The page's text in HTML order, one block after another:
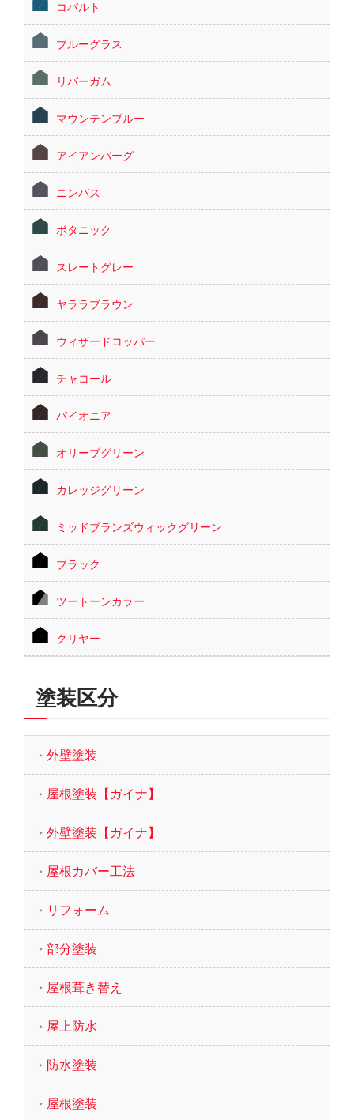
コバルト
ブルーグラス
リバーガム
マウンテンブルー
アイアンバーグ
ニンバス
ボタニック
スレートグレー
ヤララブラウン
ウィザードコッパー
チャコール
パイオニア
オリーブグリーン
カレッジグリーン
ミッドブランズウィックグリーン
ブラック
ツートーンカラー
クリヤー
塗装区分
外壁塗装
屋根塗装【ガイナ】
外壁塗装【ガイナ】
屋根カバー工法
リフォーム
部分塗装
屋根葺き替え
屋上防水
防水塗装
屋根塗装